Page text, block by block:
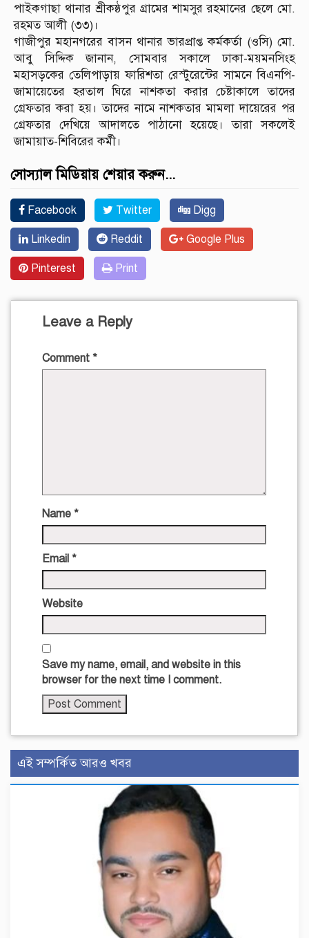
পাইকগাছা থানার শ্রীকষ্ঠপুর গ্রামের শামসুর রহমানের ছেলে মো.
রহমত আলী (৩৩)।
গাজীপুর মহানগরের বাসন থানার ভারপ্রাপ্ত কর্মকর্তা (ওসি) মো.
আবু সিদ্দিক জানান, সোমবার সকালে ঢাকা-ময়মনসিংহ
মহাসড়কের তেলিপাড়ায় ফারিশতা রেস্টুরেন্টের সামনে বিএনপি-
জামায়েতের হরতাল ঘিরে নাশকতা করার চেষ্টাকালে তাদের
গ্রেফতার করা হয়। তাদের নামে নাশকতার মামলা দায়েরের পর
গ্রেফতার দেখিয়ে আদালতে পাঠানো হয়েছে। তারা সকলেই
জামায়াত-শিবিরের কর্মী।
সোস্যাল মিডিয়ায় শেয়ার করুন...
Facebook Twitter Digg
Linkedin Reddit Google Plus
Pinterest Print
Leave a Reply
Comment *
Name *
Email *
Website
Save my name, email, and website in this
browser for the next time I comment.
এই সম্পর্কিত আরও খবর